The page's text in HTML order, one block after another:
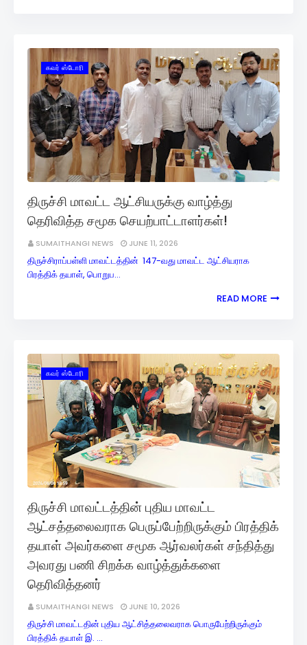
கவர் ஸ்டோரி
திருச்சி மாவட்ட ஆட்சியருக்கு வாழ்த்து
தெரிவித்த சமூக செயற்பாட்டாளர்கள்!
SUMAITHANGI NEWS JUNE 11, 2026
திருச்சிராப்பள்ளி மாவட்டத்தின் 147-வது மாவட்ட ஆட்சியராக
பிரத்திக் தயாள், பொறுப…
READ MORE
கவர் ஸ்டோரி
திருச்சி மாவட்டத்தின் புதிய மாவட்ட
ஆட்சத்தலைவராக பெருப்பேற்றிருக்கும் பிரத்திக்
தயாள் அவர்களை சமூக ஆர்வலர்கள் சந்தித்து
அவரது பணி சிறக்க வாழ்த்துக்களை
தெரிவித்தனர்
SUMAITHANGI NEWS JUNE 10, 2026
திருச்சி மாவட்டதின் புதிய ஆட்சித்தலைவராக பொருபேற்றிருக்கும்
பிரத்திக் தயாள் இ. …